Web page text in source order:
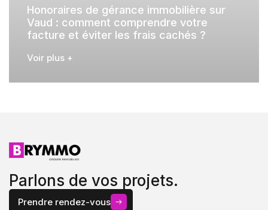
Honoraires de gérance immobilière sur
Vaud : comment comprendre votre
facture et éviter les frais cachés ?
Voir plus +
Parlons de vos projets.
Prendre rendez-vous